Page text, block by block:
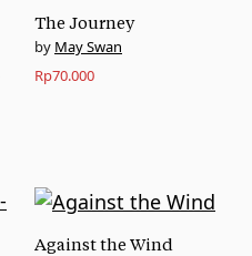
The Journey
May Swan
Rp70.000
Against the Wind